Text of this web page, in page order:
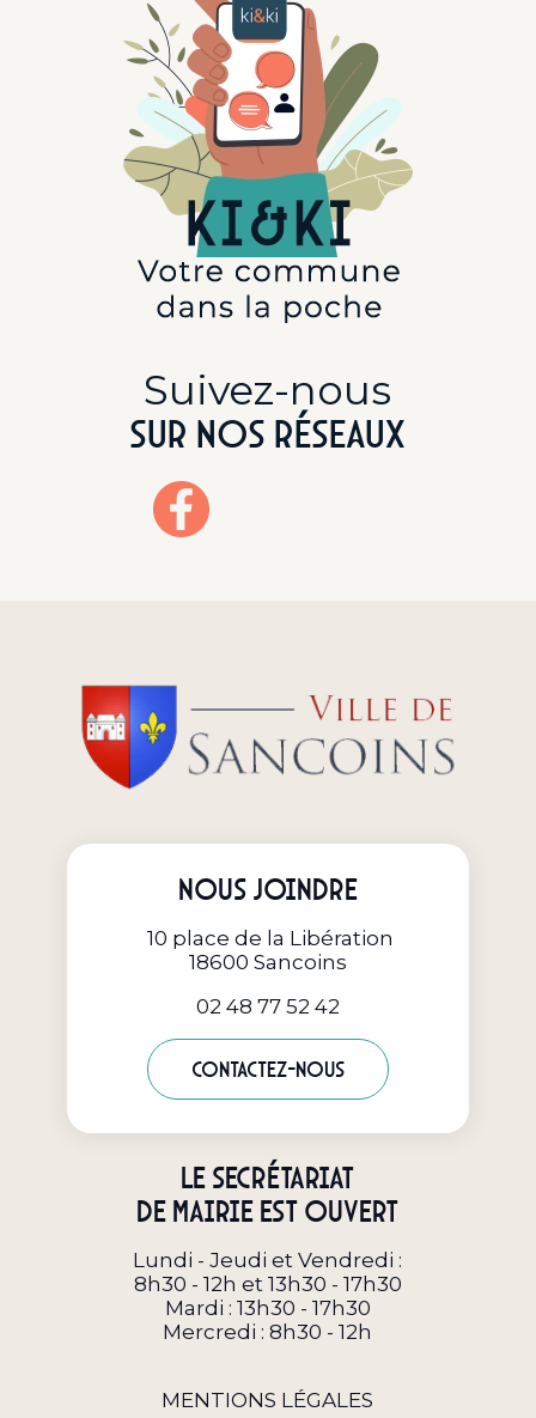
Suivez-nous
sur nos réseaux
Nous joindre
10 place de la Libération
18600 Sancoins
02 48 77 52 42
Contactez-nous
Le secrétariat
de Mairie est ouvert
Lundi - Jeudi et Vendredi :
8h30 - 12h et 13h30 - 17h30
Mardi : 13h30 - 17h30
Mercredi : 8h30 - 12h
MENTIONS LÉGALES